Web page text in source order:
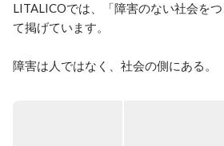
などを行った。
認定NPO法人ReBit：https://
LITALICOでは、「障害のない社会を
て掲げています。
障害は人ではなく、社会の側にある。